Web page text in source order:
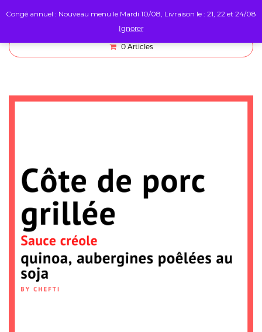
0 Articles
Congé annuel : Nouveau menu le Mardi 10/08, Livraison le : 21, 22 et 24/08
Ignorer